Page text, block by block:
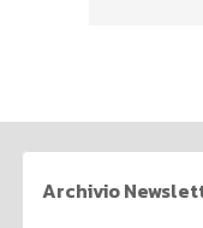
Archivio